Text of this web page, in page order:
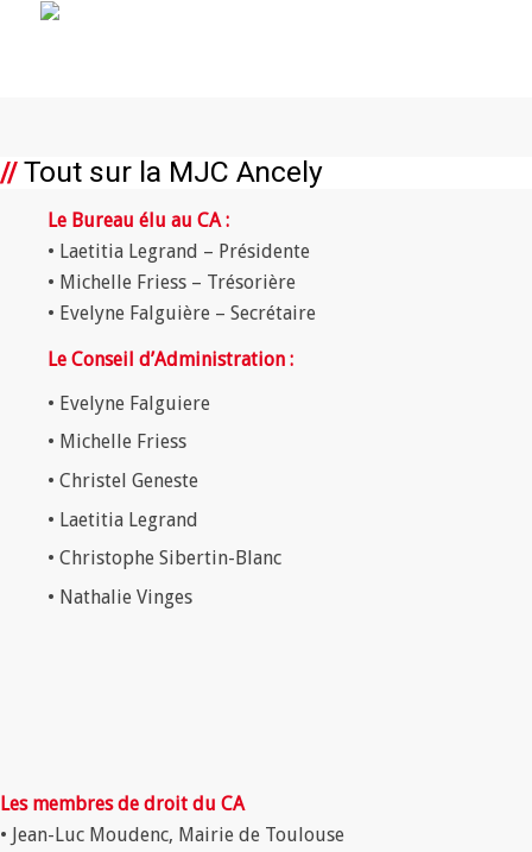
//Tout sur la MJC Ancely
Le Bureau élu au CA :
• Laetitia Legrand – Présidente
• Michelle Friess – Trésorière
• Evelyne Falguière – Secrétaire
Le Conseil d’Administration :
• Evelyne Falguiere
• Michelle Friess
• Christel Geneste
• Laetitia Legrand
• Christophe Sibertin-Blanc
• Nathalie Vinges
Les membres de droit du CA
• Jean-Luc Moudenc, Mairie de Toulouse